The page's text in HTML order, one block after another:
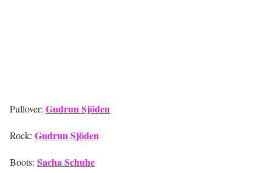
Pullover: Gudrun Sjöden
Rock: Gudrun Sjöden
Boots: Sacha Schuhe